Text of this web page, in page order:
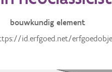
bouwkundig element
id.erfgoed.net/